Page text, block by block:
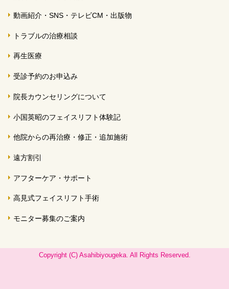
動画紹介・SNS・テレビCM・出版物
トラブルの治療相談
再生医療
受診予約のお申込み
院長カウンセリングについて
小国英昭のフェイスリフト体験記
他院からの再治療・修正・追加施術
遠方割引
アフターケア・サポート
高見式フェイスリフト手術
モニター募集のご案内
Copyright (C) Asahibiyougeka. All Rights Reserved.